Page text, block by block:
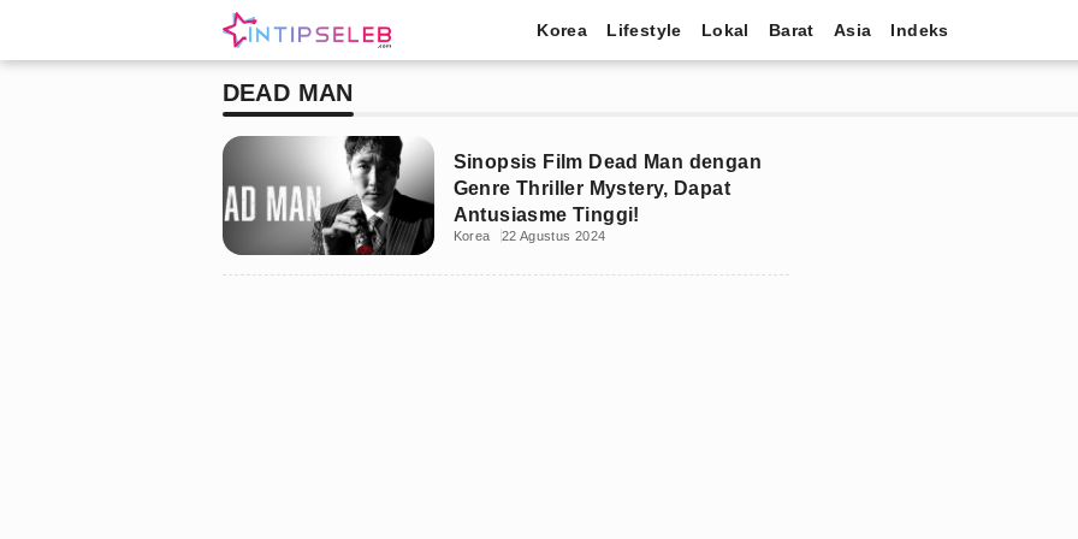
Korea Lifestyle Lokal Barat Asia Indeks
DEAD MAN
Sinopsis Film Dead Man dengan
Genre Thriller Mystery, Dapat
Antusiasme Tinggi!
Korea 22 Agustus 2024